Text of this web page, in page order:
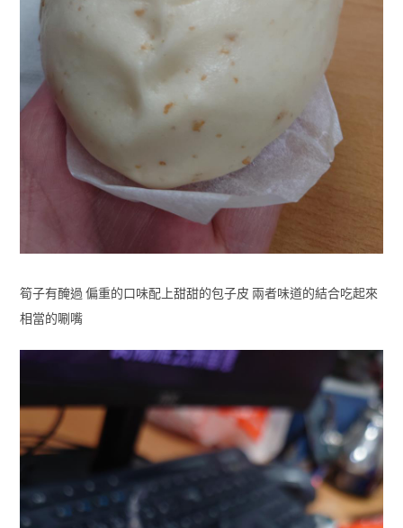
筍子有醃過 偏重的口味配上甜甜的包子皮 兩者味道的結合吃起來
相當的唰嘴